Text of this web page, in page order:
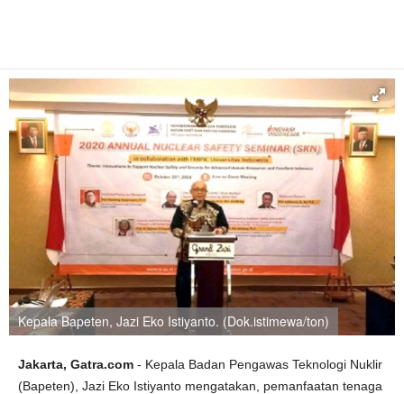
Kepala Bapeten, Jazi Eko Istiyanto. (Dok.istimewa/ton)
Jakarta, Gatra.com - Kepala Badan Pengawas Teknologi Nuklir
(Bapeten), Jazi Eko Istiyanto mengatakan, pemanfaatan tenaga